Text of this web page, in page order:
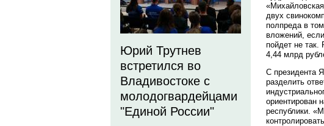
Юрий Трутнев
встретился во
Владивостоке с
молодогвардейцами
"Единой России"
двух
полпреда в
вложений,
пойдет не так.
4,44 млрд
С президента
разделить
ориентирован
республики.